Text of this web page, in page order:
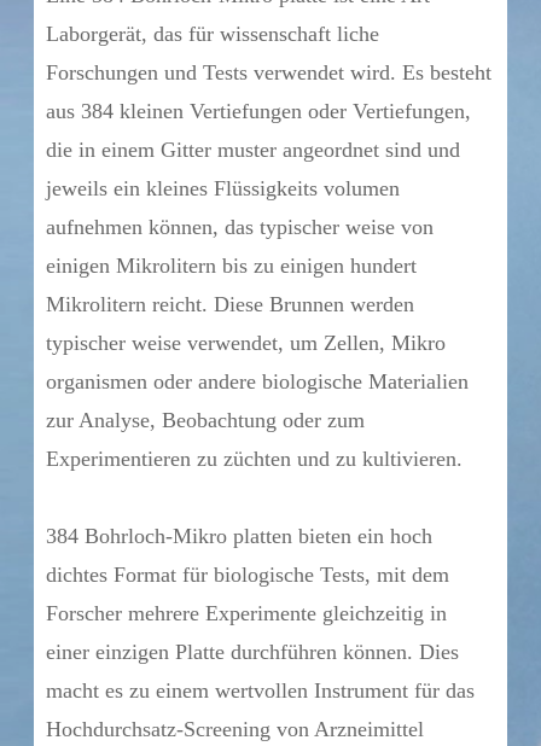
Laborgerät, das für wissenschaft liche
Forschungen und Tests verwendet wird. Es besteht
aus 384 kleinen Vertiefungen oder Vertiefungen,
die in einem Gitter muster angeordnet sind und
jeweils ein kleines Flüssigkeits volumen
aufnehmen können, das typischer weise von
einigen Mikrolitern bis zu einigen hundert
Mikrolitern reicht. Diese Brunnen werden
typischer weise verwendet, um Zellen, Mikro
organismen oder andere biologische Materialien
zur Analyse, Beobachtung oder zum
Experimentieren zu züchten und zu kultivieren.
384 Bohrloch-Mikro platten bieten ein hoch
dichtes Format für biologische Tests, mit dem
Forscher mehrere Experimente gleichzeitig in
einer einzigen Platte durchführen können. Dies
macht es zu einem wertvollen Instrument für das
Hochdurchsatz-Screening von Arzneimittel